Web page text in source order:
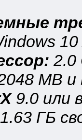
10
2.0
MB
9.0 или
1.63 ГБ